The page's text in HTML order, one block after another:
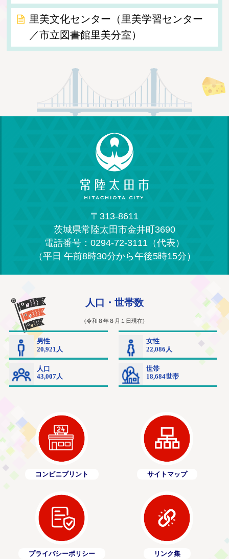
里美文化センター（里美学習センター
／市立図書館里美分室）
〒313-8611
茨城県常陸太田市金井町3690
電話番号：0294-72-3111（代表）
（平日 午前8時30分から午後5時15分）
コンビニプリント サイトマップ
プライバシーポリシー リンク集